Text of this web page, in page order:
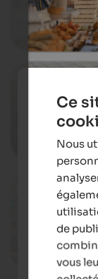
Ce
Nous
de
vous